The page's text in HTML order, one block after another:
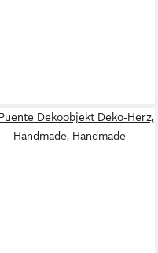
Dekoobjekt Deko-Herz,
Handmade, Handmade